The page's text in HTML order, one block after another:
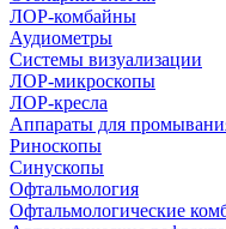
ЛОР-комбайны
Аудиометры
Системы визуализации
ЛОР-микроскопы
ЛОР-кресла
Аппараты для
Риноскопы
Синускопы
Офтальмология
Офтальмологические